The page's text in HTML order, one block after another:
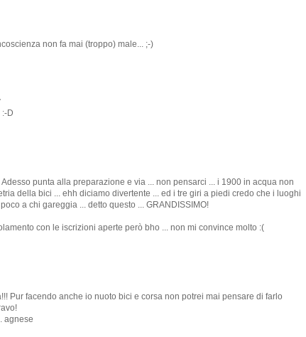
non fa mai (troppo) male... ;-)
D
punta alla preparazione e via ... non pensarci ... i 1900 in acqua non
della bici ... ehh diciamo divertente ... ed i tre giri a piedi credo che i luoghi
a chi gareggia ... detto questo ... GRANDISSIMO!
con le iscrizioni aperte però bho ... non mi convince molto :(
Pur facendo anche io nuoto bici e corsa non potrei mai pensare di farlo
agnese